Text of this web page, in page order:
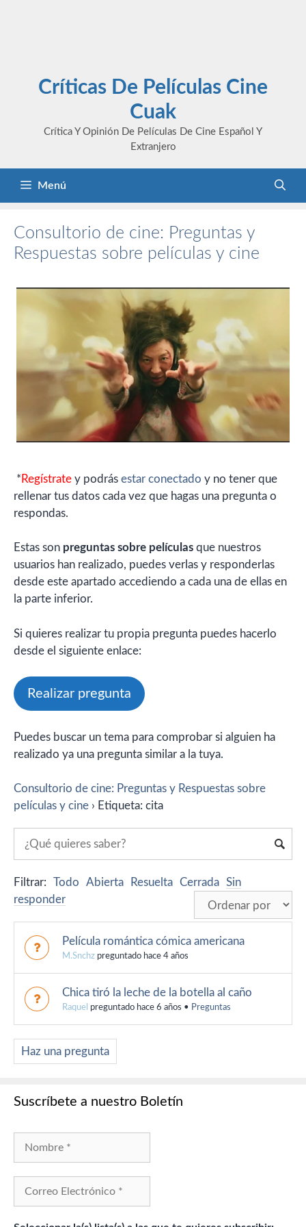
Críticas De Películas Cine
Cuak
Crítica Y Opinión De Películas De Cine Español Y
Extranjero
Menú
Consultorio de cine: Preguntas y
Respuestas sobre películas y cine
* Regístrate y podrás estar conectado y no tener que
rellenar tus datos cada vez que hagas una pregunta o
respondas.
Estas son preguntas sobre películas que nuestros
usuarios han realizado, puedes verlas y responderlas
desde este apartado accediendo a cada una de ellas en
la parte inferior.
Si quieres realizar tu propia pregunta puedes hacerlo
desde el siguiente enlace:
Realizar pregunta
Puedes buscar un tema para comprobar si alguien ha
realizado ya una pregunta similar a la tuya.
Consultorio de cine: Preguntas y Respuestas sobre
películas y cine › Etiqueta: cita
Filtrar: Todo Abierta Resuelta Cerrada Sin
responder
Película romántica cómica americana
M.Snchz preguntado hace 4 años
Chica tiró la leche de la botella al caño
Raquel preguntado hace 6 años • Preguntas
Haz una pregunta
Suscríbete a nuestro Boletín